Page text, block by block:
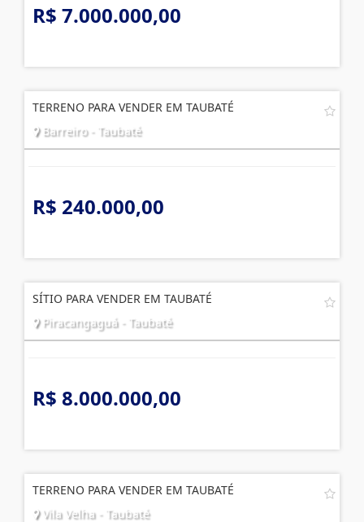
R$ 7.000.000,00
TERRENO PARA VENDER EM TAUBATÉ
Barreiro - Taubaté
R$ 240.000,00
SÍTIO PARA VENDER EM TAUBATÉ
Piracangaguá - Taubaté
R$ 8.000.000,00
TERRENO PARA VENDER EM TAUBATÉ
Vila Velha - Taubaté